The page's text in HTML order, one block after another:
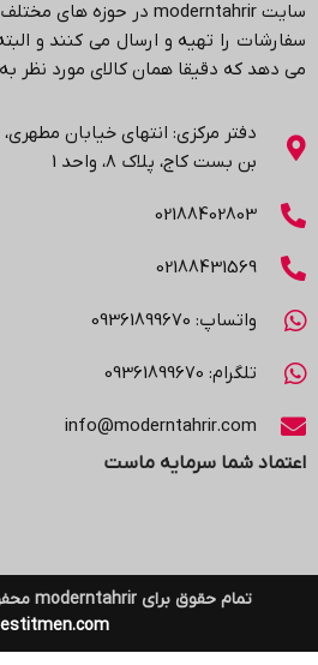
سایتmoderntahrir در حوزه های مختلف
سفارشات را تهیه و ارسال می کنند و
می دهد که دقیقا همان کالای مورد
دفتر مرکزی: انتهاي خیابان
بن بست کاج، پلاک ۸، واحد 1
02188402803
02188431569
واتساپ: 09361899670
تلگرام: 09361899670
info@moderntahrir.com
اعتماد شما سرمایه ماست
تمام حقوق برای moderntahrir محفوظ است. طراحی و اجرا